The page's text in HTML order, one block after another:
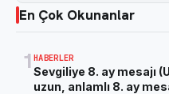
En Çok Okunanlar
1 HABERLER
Sevgiliye 8. ay mesajı
uzun, anlamlı 8. ay